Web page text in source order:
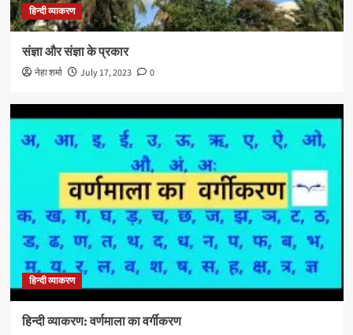
हिन्दी व्याकरण
संज्ञा और संज्ञा के प्रकार
नेहा शर्मा July 17, 2023 0
हिन्दी व्याकरण
हिन्दी व्याकरण: वर्णमाला का वर्गीकरण